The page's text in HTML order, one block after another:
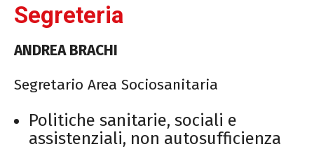
Segreteria
ANDREA BRACHI
Segretario Area Sociosanitaria
Politiche sanitarie, sociali e
assistenziali, non autosufficienza